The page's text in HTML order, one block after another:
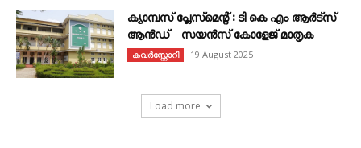
ക്യാമ്പസ് പ്ലേസ്മെന്റ് : ടി കെ എം ആർട്സ്
ആൻഡ് സയൻസ് കോളേജ് മാതൃക
കവര്‍സ്റ്റോറി 19 August 2025
Load more